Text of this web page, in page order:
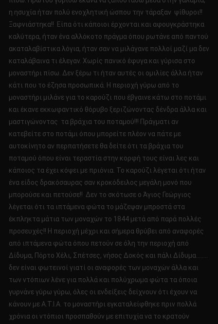
η ησυχία ήταν πολύ ενοχλητική ώσπου την τάραξαν ψίθυροι!!
Ξαφνιάστηκα!! Είπα ότι κάποιοι έρχονται και αφουγκράστηκα
καλύτερα, ήταν ένα αλλόκοτο πράγμα όπου ρωτάνε από παντού
ακαταλαβίστικα λόγια, ήταν σαν να μιλάγανε πολλοί μαζί μα δεν
καταλάβαινα τι έλεγαν. Χωρίς πανικό έφυγα και γύρισα στο
μοναστήρι πίσω. Δεν ξέρω τι ήταν αυτές οι ομιλίες άλλα ήταν
κάτι που το έζησα προσωπικά. Η περιοχή γύρω από το
μοναστήρι μιλάνε για το καρούζι που έβγαινε κάτω στο ποτάμι
και έκανε εκκωφαντικό θόρυβο ξεριζώνοντας δένδρα άλλα και
μαστιγώνοντας τα βράχια του ποταμού!!! Πράγματι αν
κατεβείτε στο ποτάμι όπου μπορείτε πλέον να πάτε με
αυτοκίνητο αν περπατήσετε θα δείτε ότι τα βράχια του
ποταμού όπου είναι τεραστία στην κορφή τους είναι λες και
κάποιος τα έχει κόψει με πριόνια. Το καρούζι λέγεται ότι ήταν
ένα είδος δρακόσαυρας σαν κροκόδειλος μεγάλη μονό που
μπορούσε και πετούσε!! Δεν το σκότωσε ο Άγιος Γεώργιος
λέγεται ότι τα ιπτάμενα φώτα το μάζεψαν μπροστά στα
έκπληκτα μάτια των μοναχών το 1844 μετά από παρά πολλές
προσευχές!! Η περιοχή μέχρι και σήμερα θρύβει από αναφορές
από ιπτάμενα φώτα όπου πετούν σε όλη την περιοχή από
Δίδυμα, Πόρτο Χέλι, Σπέτσες, νήσος Δοκός και πάλι Δίδυμα……..
δεν είναι φωτεινοί γιατί οι αναφορές των μοναχών άλλα και
των ντόπιων λένε για πολλά και πολύχρωμα φώτα τα όποια
γυρνάνε γύρω γύρω, όλες οι ενδείξεις δείχνουν ότι έχουν να
κάνουν με Α.Τ.Ι.Α. το μοναστήρι εγκαταλείφθηκε πριν πολλά
χρόνια οι ντόπιοι προσπαθούν με επιτυχία να το κρατούν